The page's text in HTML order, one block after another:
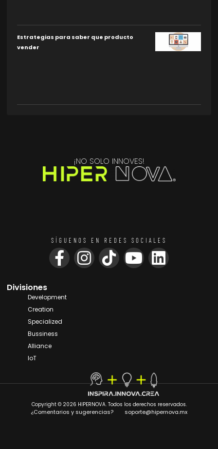
Estrategias para saber que producto
vender
¡NO SOLO INNOVES!
SÍGUENOS EN REDES SOCIALES
Divisiones
Development
Creation
Specialized
Bussiness
Alliance
IoT
Copyright © 2026 HIPERNOVA. Todos los derechos reservados.
¿Comentarios y sugerencias? soporte@hipernova.mx